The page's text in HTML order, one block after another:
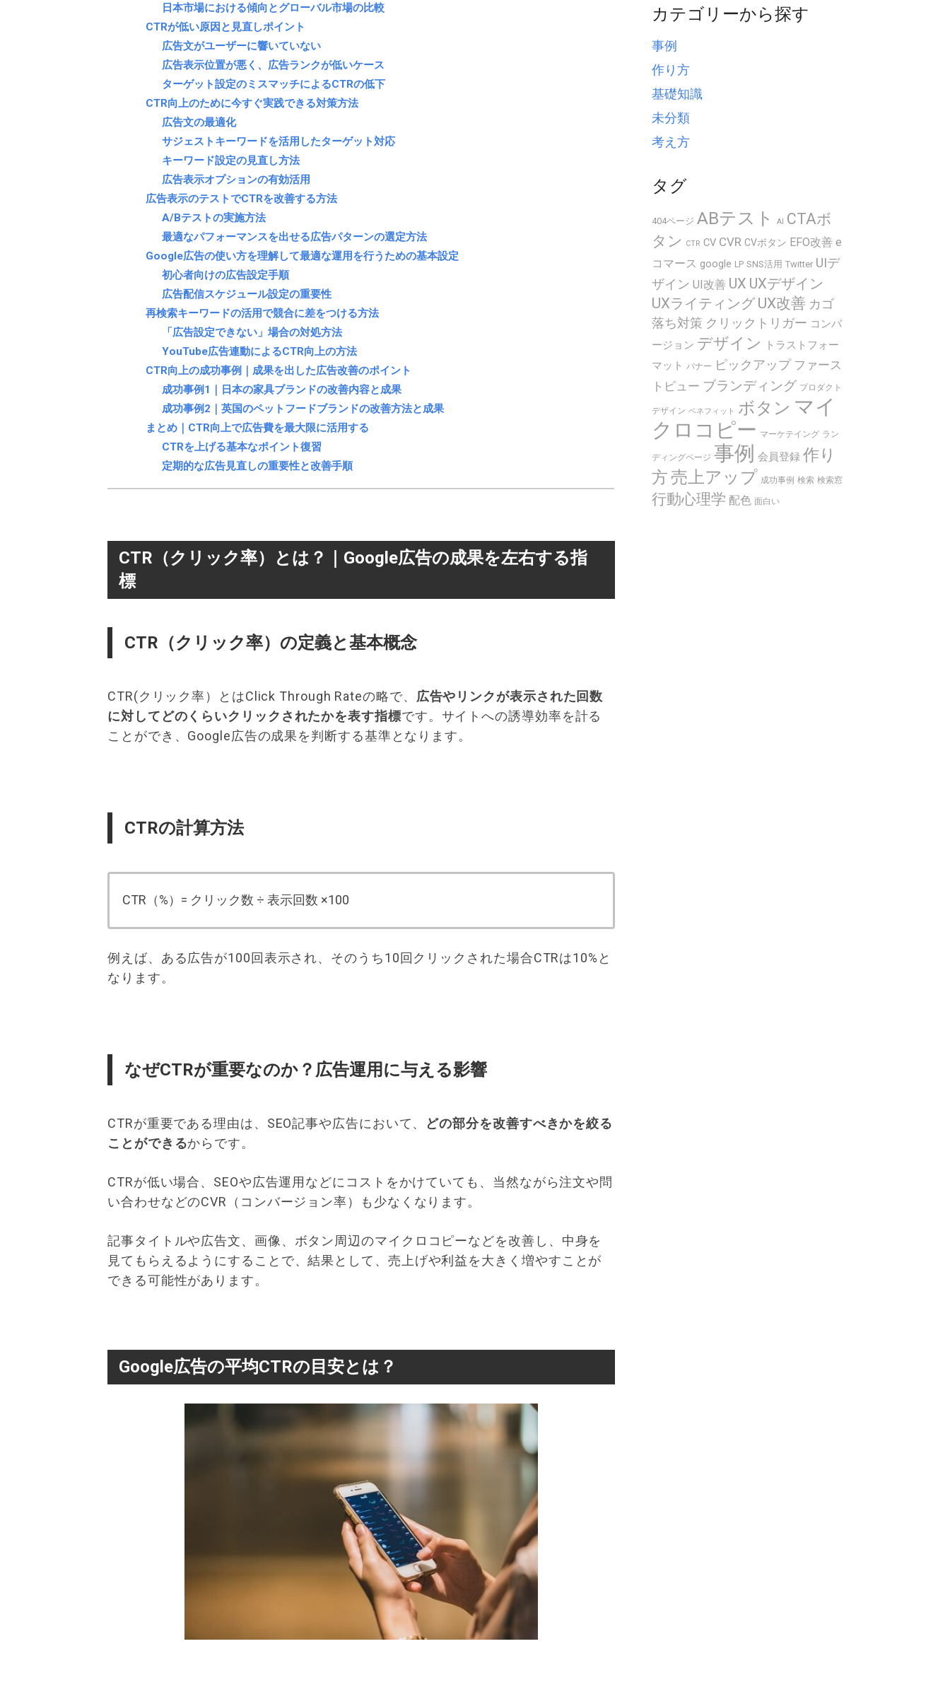
日本市場における傾向とグローバル市場の比較
CTRが低い原因と見直しポイント
広告文がユーザーに響いていない
広告表示位置が悪く、広告ランクが低いケース
ターゲット設定のミスマッチによるCTRの低下
CTR向上のために今すぐ実践できる対策方法
広告文の最適化
サジェストキーワードを活用したターゲット対応
キーワード設定の見直し方法
広告表示オプションの有効活用
広告表示のテストでCTRを改善する方法
A/Bテストの実施方法
最適なパフォーマンスを出せる広告パターンの選定方法
Google広告の使い方を理解して最適な運用を行うための基本設定
初心者向けの広告設定手順
広告配信スケジュール設定の重要性
再検索キーワードの活用で競合に差をつける方法
「広告設定できない」場合の対処方法
YouTube広告連動によるCTR向上の方法
CTR向上の成功事例｜成果を出した広告改善のポイント
成功事例1｜日本の家具ブランドの改善内容と成果
成功事例2｜英国のペットフードブランドの改善方法と成果
まとめ｜CTR向上で広告費を最大限に活用する
CTRを上げる基本なポイント復習
定期的な広告見直しの重要性と改善手順
CTR（クリック率）とは？｜Google広告の成果を左右する指
標
CTR（クリック率）の定義と基本概念
CTR(クリック率）とはClick Through Rateの略で、
広告やリンクが表示された回数
に対してどのくらいクリックされたかを表す指標です。サイトへの誘導効率を計る
ことができ、Google広告の成果を判断する基準となります。
CTRの計算方法
CTR（%）= クリック数 ÷ 表示回数 ×100
例えば、ある広告が100回表示され、そのうち10回クリックされた場合CTRは10%と
なります。
なぜCTRが重要なのか？広告運用に与える影響
CTRが重要である理由は、SEO記事や広告において、
どの部分を改善すべきかを絞る
ことができるからです。
CTRが低い場合、SEOや広告運用などにコストをかけていても、当然ながら注文や問
い合わせなどのCVR（コンバージョン率）も少なくなります。
記事タイトルや広告文、画像、ボタン周辺のマイクロコピーなどを改善し、中身を
見てもらえるようにすることで、結果として、売上げや利益を大きく増やすことが
できる可能性があります。
Google広告の平均CTRの目安とは？
カテゴリーから探す
事例
作り方
基礎知識
未分類
考え方
タグ
404ページ ABテスト AI CTAボ
タン
CTR CV CVR CVボタン EFO改善 e
コマース google LP SNS活用 Twitter UIデ
ザイン UI改善 UX UXデザイン
UXライティング UX改善 カゴ
落ち対策 クリックトリガー コンバ
ージョン デザイン
トラストフォー
マット バナー ピックアップ ファース
トビュー ブランディング プロダクト
デザイン ベネフィット ボタン マイ
クロコピー マーケテイング ラン
ディングページ 事例 会員登録 作り
方 売上アップ 成功事例 検索 検索窓
行動心理学 配色 面白い